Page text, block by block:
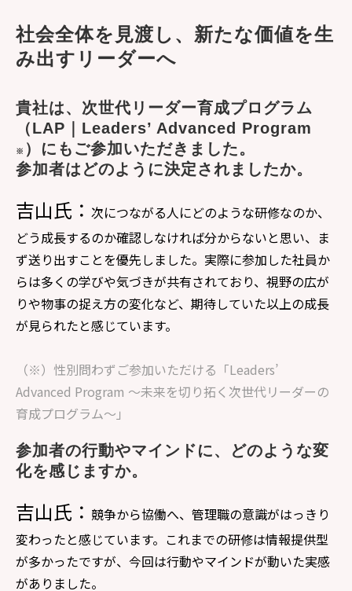
社会全体を見渡し、新たな価値を生
み出すリーダーへ
貴社は、次世代リーダー育成プログラム
（LAP｜Leaders’ Advanced Program
※ ）にもご参加いただきました。
参加者はどのように決定されましたか。
吉山氏： 次につながる人にどのような研修なのか、
どう成長するのか確認しなければ分からないと思い、ま
ず送り出すことを優先しました。実際に参加した社員か
らは多くの学びや気づきが共有されており、視野の広が
りや物事の捉え方の変化など、期待していた以上の成長
が見られたと感じています。
（※）性別問わずご参加いただける「Leaders’
Advanced Program ～未来を切り拓く次世代リーダーの
育成プログラム～」
参加者の行動やマインドに、どのような変
化を感じますか。
吉山氏： 競争から協働へ、管理職の意識がはっきり
変わったと感じています。これまでの研修は情報提供型
が多かったですが、今回は行動やマインドが動いた実感
がありました。